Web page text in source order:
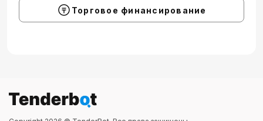
Торговое финансирование